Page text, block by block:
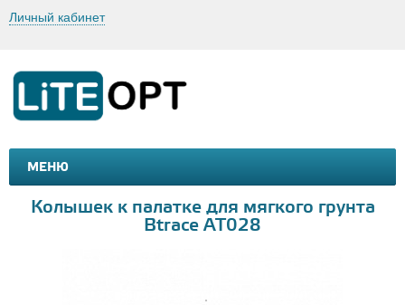
Личный кабинет
МЕНЮ
МАШИНКИ И МОТОЦИКЛЫ
Колышек к палатке для мягкого грунта
Btrace AT028